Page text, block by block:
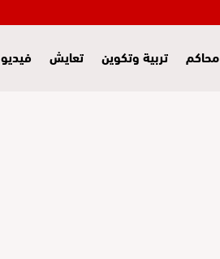
محاكم تربية وتكوين تعايش فيديو